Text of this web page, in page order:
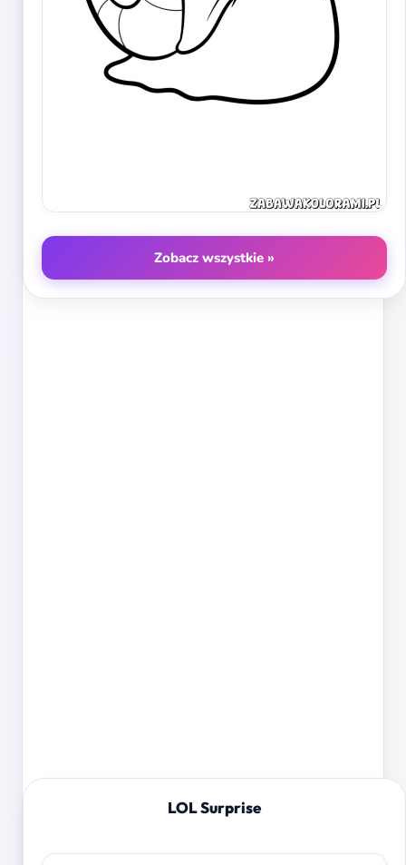
Zobacz wszystkie »
LOL Surprise